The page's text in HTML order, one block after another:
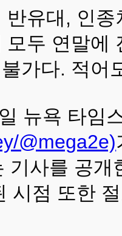
유대, 인
두 연말
가다. 적어
뉴욕 타임
@mega2e)
기사를 공
시점 또한